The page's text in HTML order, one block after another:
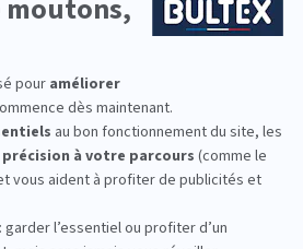
àtoutes vos questions
101 nuits d'essai ?